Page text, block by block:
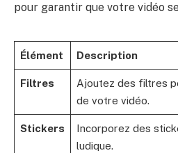
pour garantir que votre vidéo
Élément Description
Filtres
Ajoutez des filtres
de votre vidéo.
Stickers
Incorporez des
ludique.